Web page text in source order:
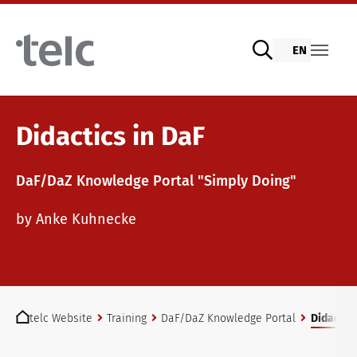
Skip to main content
Language examinations
Digital telc exams with DIGItelc 2.0
telc Remote Tests
Teaching materials
General German
Training programme
EN
Didactics in DaF
DaF/DaZ Knowledge Portal "Simply Doing"
by Anke Kuhnecke
telc Website
Training DaF/DaZ Knowledge Portal